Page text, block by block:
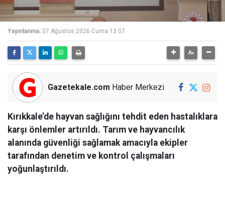
Yayınlanma: 07 Ağustos 2026 Cuma 13:07
Gazetekale.com Haber Merkezi
Kırıkkale’de hayvan sağlığını tehdit eden hastalıklara
karşı önlemler artırıldı. Tarım ve hayvancılık
alanında güvenliği sağlamak amacıyla ekipler
tarafından denetim ve kontrol çalışmaları
yoğunlaştırıldı.